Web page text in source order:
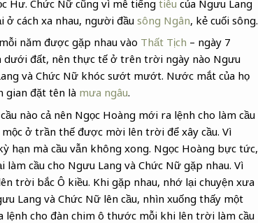
Hư. Chức Nữ cũng vì mê tiếng tiêu của Ngưu Lang
ở cách xa nhau, người đầu sông Ngân, kẻ cuối sông.
năm được gặp nhau vào Thất Tịch – ngày 7
đất, nên thực tế ở trên trời ngày nào Ngưu
và Chức Nữ khóc sướt mướt. Nước mắt của họ
gian đặt tên là mưa ngâu.
nào cả nên Ngọc Hoàng mới ra lệnh cho làm cầu
ở trần thế được mời lên trời để xây cầu. Vì
hạn mà cầu vẫn không xong. Ngọc Hoàng bực tức,
làm cầu cho Ngưu Lang và Chức Nữ gặp nhau. Vì
trời bắc Ô kiều. Khi gặp nhau, nhớ lại chuyện xưa
Lang và Chức Nữ lên cầu, nhìn xuống thấy một
cho đàn chim ô thước mỗi khi lên trời làm cầu